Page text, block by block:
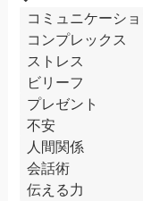
コミュニケーシ
コンプレックス
ストレス
ビリーフ
プレゼント
不安
人間関係
会話術
伝える力